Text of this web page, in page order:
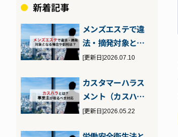
新着記事
メンズエステで違
法・摘発対象とな
る場合とは？客・
[更新日]2026.07.10
カスタマーハラス
メント（カスハ
ラ）とは？2026年
[更新日]2026.05.22